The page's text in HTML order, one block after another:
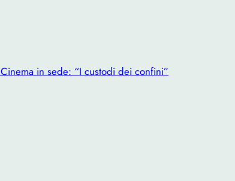
Cinema in sede: “I custodi dei confini”